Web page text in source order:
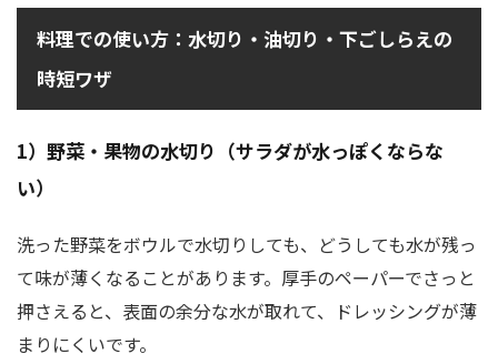
料理での使い方：水切り・油切り・下ごしらえの
時短ワザ
1）野菜・果物の水切り（サラダが水っぽくならな
い）
洗った野菜をボウルで水切りしても、どうしても水が残っ
て味が薄くなることがあります。厚手のペーパーでさっと
押さえると、表面の余分な水が取れて、ドレッシングが薄
まりにくいです。